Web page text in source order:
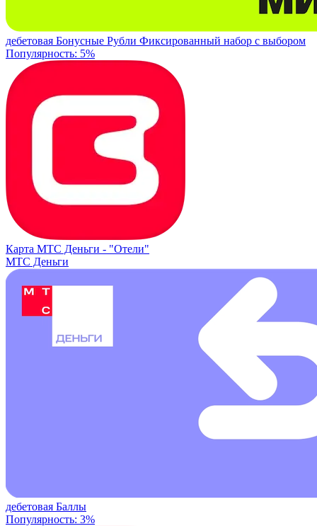
дебетовая Бонусные Рубли Фиксированный набор с выбором
Популярность: 5%
Карта МТС Деньги - "Отели"
МТС Деньги
дебетовая Баллы
Популярность: 3%